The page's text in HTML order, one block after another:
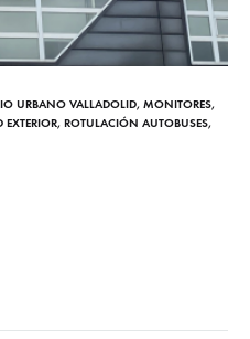
URBANO VALLADOLID, MONITORES,
EXTERIOR, ROTULACIÓN AUTOBUSES,